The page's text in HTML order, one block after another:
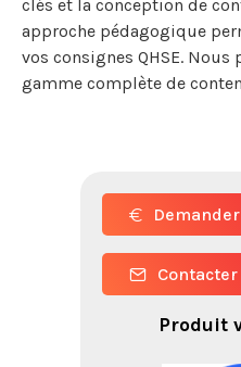
clés et la conception de
approche pédagogique
vos consignes QHSE.
gamme complète de
Produit